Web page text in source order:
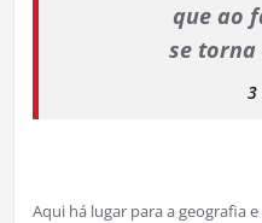
que ao
se
3
Aqui há lugar para a geografia